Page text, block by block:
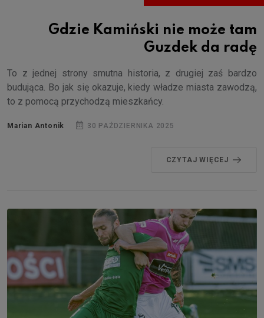
Gdzie Kamiński nie może tam
Guzdek da radę
To z jednej strony smutna historia, z drugiej zaś bardzo
budująca. Bo jak się okazuje, kiedy władze miasta zawodzą,
to z pomocą przychodzą mieszkańcy.
Marian Antonik 30 PAŹDZIERNIKA 2025
CZYTAJ WIĘCEJ